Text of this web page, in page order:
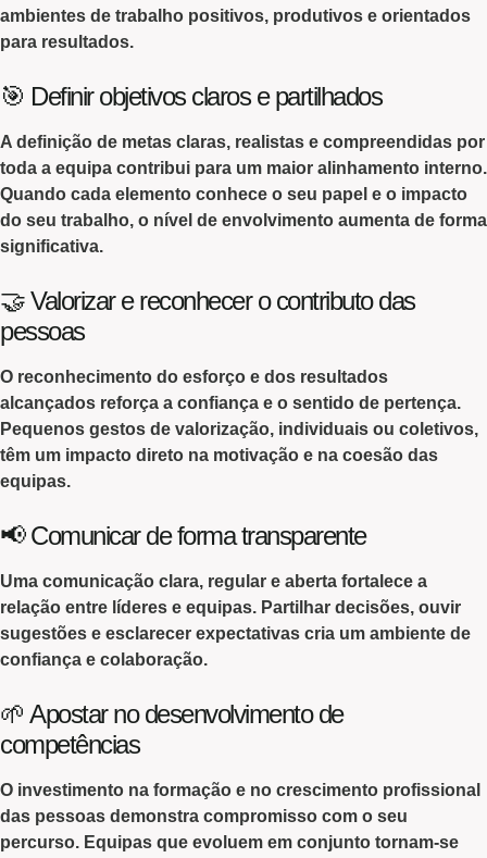
ambientes de trabalho positivos, produtivos e orientados
para resultados.
🎯 Definir objetivos claros e partilhados
A definição de metas claras, realistas e compreendidas por
toda a equipa contribui para um maior alinhamento interno.
Quando cada elemento conhece o seu papel e o impacto
do seu trabalho, o nível de envolvimento aumenta de forma
significativa.
🤝 Valorizar e reconhecer o contributo das
pessoas
O reconhecimento do esforço e dos resultados
alcançados reforça a confiança e o sentido de pertença.
Pequenos gestos de valorização, individuais ou coletivos,
têm um impacto direto na motivação e na coesão das
equipas.
📢 Comunicar de forma transparente
Uma comunicação clara, regular e aberta fortalece a
relação entre líderes e equipas. Partilhar decisões, ouvir
sugestões e esclarecer expectativas cria um ambiente de
confiança e colaboração.
🌱 Apostar no desenvolvimento de
competências
O investimento na formação e no crescimento profissional
das pessoas demonstra compromisso com o seu
percurso. Equipas que evoluem em conjunto tornam-se